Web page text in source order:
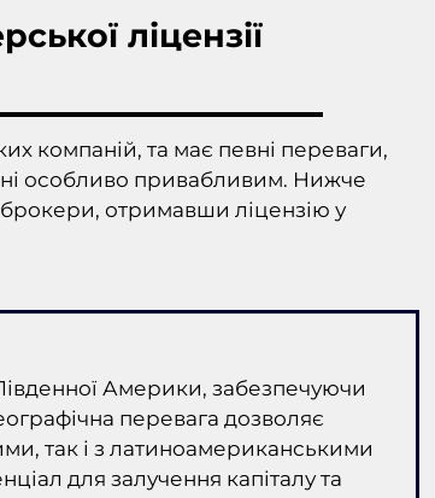
ліцензії
компаній, та має певні переваги,
особливо привабливим. Нижче
отримавши ліцензію у
Америки, забезпечуючи
перевага дозволяє
так і з латиноамериканськими
для залучення капіталу та